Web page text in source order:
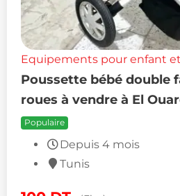
Equipements pour enfant
Poussette bébé double
roues à vendre à El
Populaire
Depuis 4 mois
Tunis